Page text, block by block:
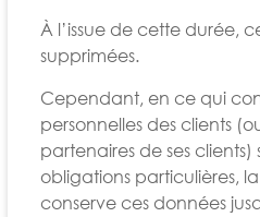
À l’issue de cette durée,
supprimées.
Cependant, en ce qui
personnelles des clients
partenaires de ses clients)
obligations particulières,
conserve ces données